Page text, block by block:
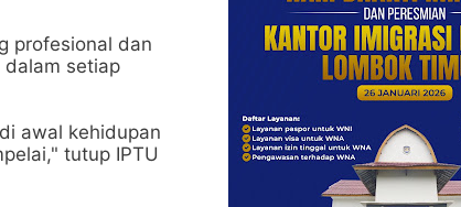
profesional dan
setiap
awal kehidupan
tutup IPTU